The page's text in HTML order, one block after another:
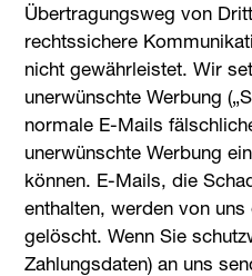
Übertragungsweg von
rechtssichere
nicht gewährleistet. Wir
unerwünschte Werbung
normale E-Mails
unerwünschte Werbung
können. E-Mails, die
enthalten, werden von
gelöscht. Wenn Sie
Zahlungsdaten) an uns